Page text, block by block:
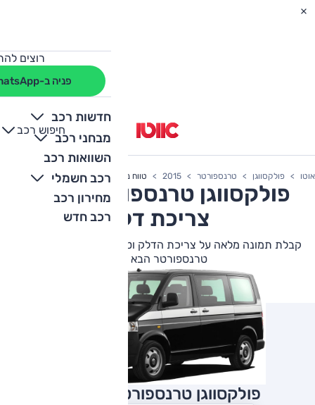
רוצים
פניה ב-WhatsApp
חדשות רכב
מבחני רכב
השוואות רכב
רכב חשמלי
מחירון רכב
רכב חדש
חיפוש רכב
+
-
אוטו פולקסווגן טרנספורטר 2015 טווח נסיעה
פולקסווגן טרנספורטר2015
צריכת דלק
קבלת תמונה מלאה על צריכת הדלק וטווח הנסיעה של פולקסווגן
טרנספורטר הבא שלך
פולקסווגן טרנספורטר